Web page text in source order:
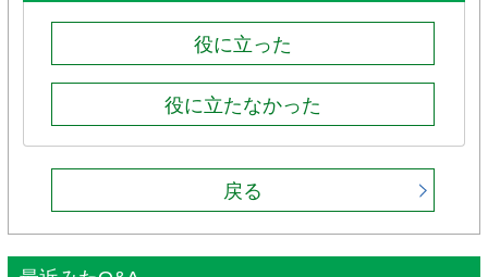
役に立った
役に立たなかった
戻る